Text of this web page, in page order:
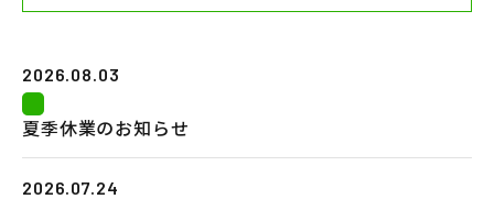
賃貸住宅
不動産情報
会社案内
2026.08.03
夏季休業のお知らせ
2026.07.24